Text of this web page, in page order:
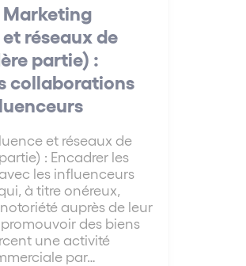
Marketing
réseaux de
partie) :
collaborations
et réseaux de
: Encadrer les
les influenceurs
à titre onéreux,
auprès de leur
des biens
une activité
par…